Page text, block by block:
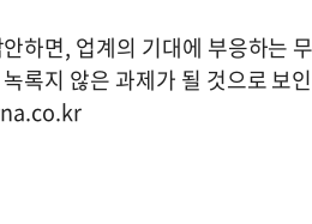
하면, 업계의 기대에 부응하는
록지 않은 과제가 될 것으로 보